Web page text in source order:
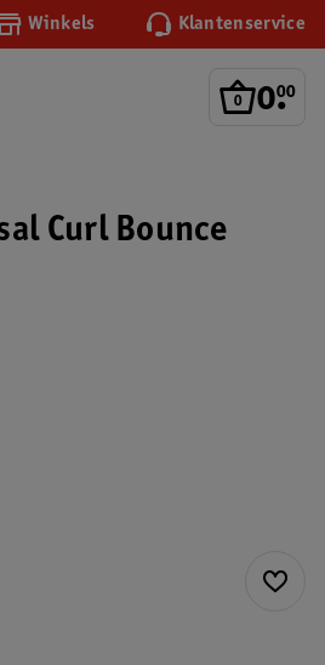
Winkels Klantenservice
0.
00
Curl Bounce